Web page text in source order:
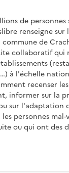
de personnes
renseigne sur
de
collaboratif qui
à l'échelle
recenser
informer sur la
sur l'adaptation
personnes mal-
ou qui ont des